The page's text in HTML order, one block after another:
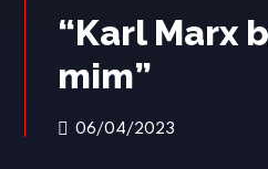
“Karl Marx
mim”
06/04/2023